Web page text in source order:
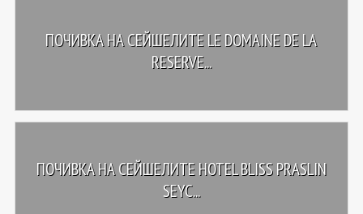
ПОЧИВКА НА СЕЙШЕЛИТЕ LE DOMAINE DE LA
RESERVE...
ПОЧИВКА НА СЕЙШЕЛИТЕ HOTEL BLISS PRASLIN
SEYC...